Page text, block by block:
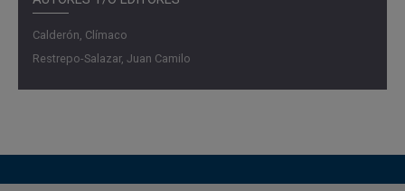
Calderón, Clímaco
Restrepo-Salazar, Juan Camilo